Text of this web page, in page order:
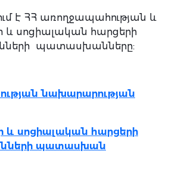
է ՀՀ առողջապահության և
սոցիալական հարցերի
պատասխանները:
նախարարության
սոցիալական հարցերի
պատասխան